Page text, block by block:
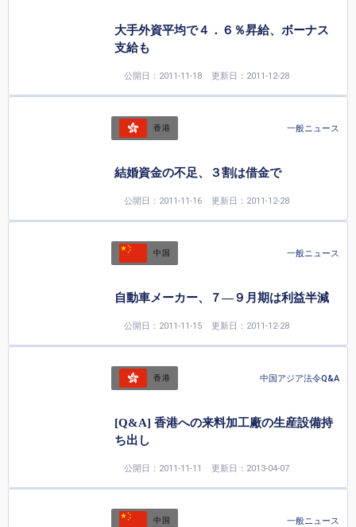
大手外資平均で４．６％昇給、ボーナス
支給も
公開日：2011-11-18 更新日：2011-12-28
香港 一般ニュース
結婚資金の不足、３割は借金で
公開日：2011-11-16 更新日：2011-12-28
中国 一般ニュース
自動車メーカー、７―９月期は利益半減
公開日：2011-11-15 更新日：2011-12-28
香港 中国アジア法令Q&A
[Q&A] 香港への来料加工廠の生産設備持
ち出し
公開日：2011-11-11 更新日：2013-04-07
中国 一般ニュース